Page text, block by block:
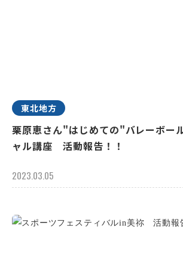
東北地方
栗原恵さん"はじめての"バレーボー
ャル講座 活動報告！！
2023.03.05